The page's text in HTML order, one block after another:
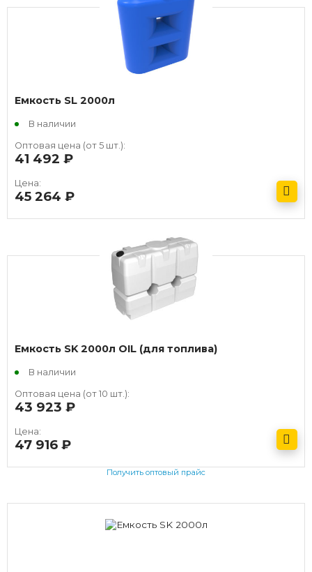
Емкость SL 2000л
В наличии
Оптовая цена (от 5 шт.):
41 492
Цена:
45 264
Емкость SK 2000л OIL (для топлива)
В наличии
Оптовая цена (от 10 шт.):
43 923
Цена:
47 916
Получить оптовый прайс